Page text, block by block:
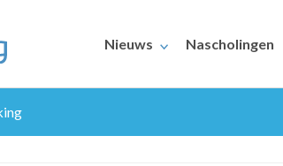
Nieuws Nascholingen